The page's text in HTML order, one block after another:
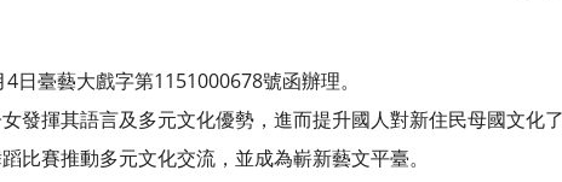
日臺藝大戲字第1151000678號函辦理。
發揮其語言及多元文化優勢，進而提升國人對新住民母國文化
比賽推動多元文化交流，並成為嶄新藝文平臺。